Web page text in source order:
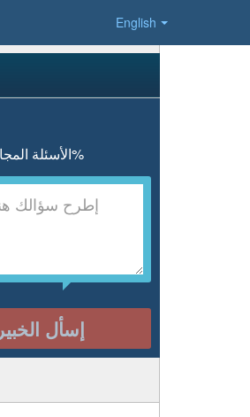
English
الأسئلة المجابة 37959 | نسبة الرضا 97.9%
إسأل الخبير